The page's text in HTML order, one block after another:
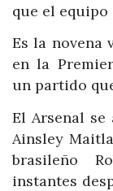
que el equipo
Es la novena
en la
un partido
El Arsenal
Ainsley
brasileño
instantes